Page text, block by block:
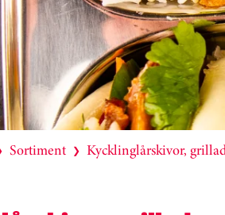
Sortiment ❯ Kycklinglårskivor,